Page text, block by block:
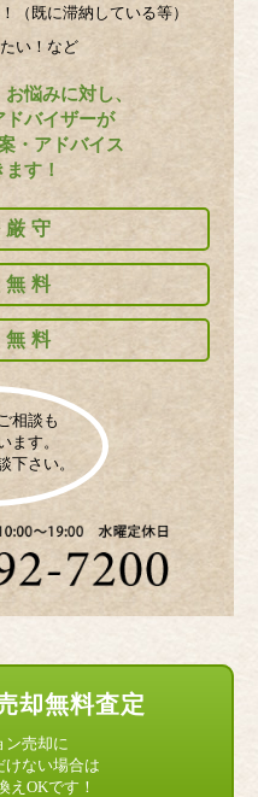
（既に滞納している等）
い！など
悩みに対し、
ドバイザーが
・アドバイス
す！
守
料
料
相談も
ます。
下さい。
却無料査定
ン売却に
けない場合は
えOKです！